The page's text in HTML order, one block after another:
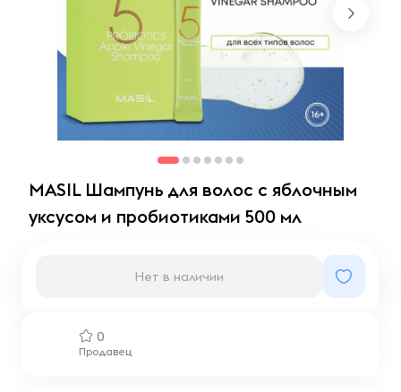
MASIL Шампунь для волос с яблочным
уксусом и пробиотиками 500 мл
0
Продавец
Нет в наличии